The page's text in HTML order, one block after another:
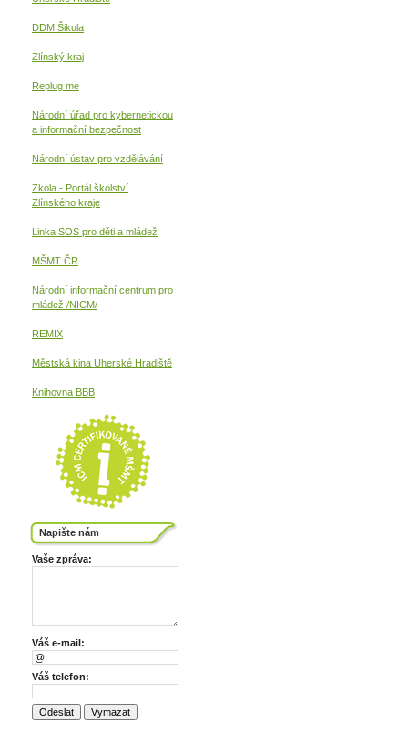
DDM Šikula
Zlínský kraj
Replug me
Národní úřad pro kybernetickou
a informační bezpečnost
Národní ústav pro vzdělávání
Zkola - Portál školství
Zlínského kraje
Linka SOS pro děti a mládež
MŠMT ČR
Národní informační centrum pro
mládež /NICM/
REMIX
Městská kina Uherské Hradiště
Knihovna BBB
Napište nám
Vaše zpráva:
Váš e-mail:
Váš telefon: